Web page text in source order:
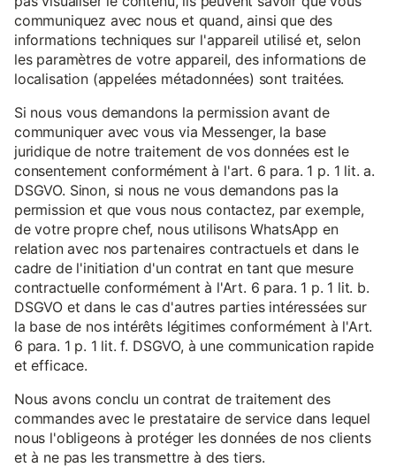
communiquez avec nous et quand, ainsi que des
informations techniques sur l'appareil utilisé et, selon
les paramètres de votre appareil, des informations de
localisation (appelées métadonnées) sont traitées.
Si nous vous demandons la permission avant de
communiquer avec vous via Messenger, la base
juridique de notre traitement de vos données est le
consentement conformément à l'art. 6 para. 1 p. 1 lit. a.
DSGVO. Sinon, si nous ne vous demandons pas la
permission et que vous nous contactez, par exemple,
de votre propre chef, nous utilisons WhatsApp en
relation avec nos partenaires contractuels et dans le
cadre de l'initiation d'un contrat en tant que mesure
contractuelle conformément à l'Art. 6 para. 1 p. 1 lit. b.
DSGVO et dans le cas d'autres parties intéressées sur
la base de nos intérêts légitimes conformément à l'Art.
6 para. 1 p. 1 lit. f. DSGVO, à une communication rapide
et efficace.
Nous avons conclu un contrat de traitement des
commandes avec le prestataire de service dans lequel
nous l'obligeons à protéger les données de nos clients
et à ne pas les transmettre à des tiers.